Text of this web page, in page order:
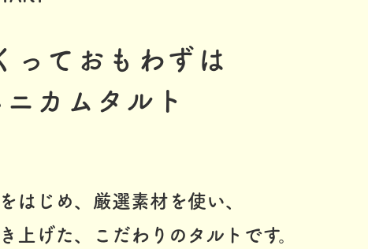
はじめ、厳選素材を使い、
上げた、こだわりのタルトです。